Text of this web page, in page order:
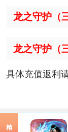
龙之守护（
龙之守护（
具体充值返利
精